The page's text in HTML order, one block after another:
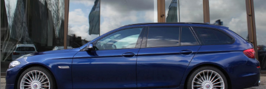
Diskuzní fórum
Sledujte nás!